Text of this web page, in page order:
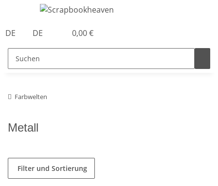
DE DE 0,00 €
Farbwelten
Metall
Filter und Sortierung